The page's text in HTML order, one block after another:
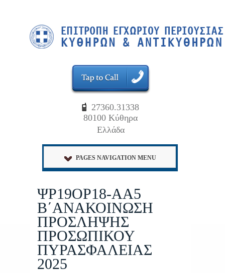
27360.31338
80100 Κύθηρα
Ελλάδα
PAGES NAVIGATION MENU
ΨΡ19ΟΡ18-ΑΑ5
Β΄ΑΝΑΚΟΙΝΩΣΗ
ΠΡΟΣΛΗΨΗΣ
ΠΡΟΣΩΠΙΚΟΥ
ΠΥΡΑΣΦΑΛΕΙΑΣ
2025